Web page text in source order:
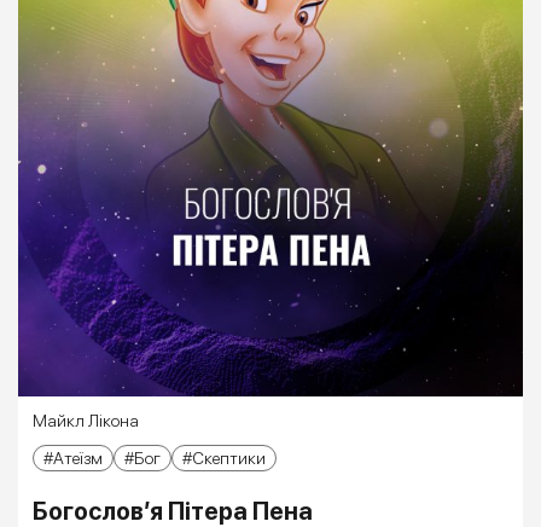
Майкл Лікона
Атеїзм
Бог Скептики
Богослов’я Пітера Пена